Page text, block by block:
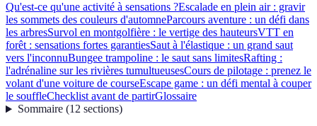
Qu'est-ce qu'une activité à sensations ?Escalade en plein air : gravir
les sommets des couleurs d'automneParcours aventure : un défi dans
les arbresSurvol en montgolfière : le vertige des hauteursVTT en
forêt : sensations fortes garantiesSaut à l'élastique : un grand saut
vers l'inconnuBungee trampoline : le saut sans limitesRafting :
l'adrénaline sur les rivières tumultueusesCours de pilotage : prenez le
volant d'une voiture de courseEscape game : un défi mental à couper
le souffleChecklist avant de partirGlossaire
Sommaire(12 sections)